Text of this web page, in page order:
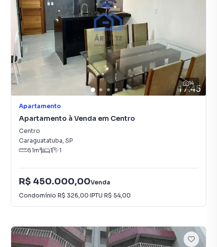
14
Apartamento
Apartamento à Venda em Centro
Centro
Caraguatatuba, SP
51m² 1 1
R$ 450.000,00Venda
Condomínio R$ 326,00·IPTU R$ 54,00